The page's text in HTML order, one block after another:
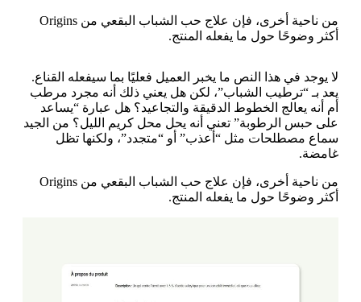
من ناحية أخرى، فإن علاج حب الشباب البقعي من Origins
أكثر وضوحًا حول ما يفعله المنتج.
لا يوجد في هذا النص ما يخبر العميل فعليًا بما سيفعله القناع.
يعد بـ “ترطيب الشباب”، لكن هل يعني ذلك أنه مجرد مرطب
أم أنه يعالج الخطوط الدقيقة والتجاعيد؟ هل عبارة “يساعد
على حبس الرطوبة” تعني أنه يحل محل كريم الليل؟ من الجيد
سماع مصطلحات مثل “أعذب” أو “متجدد”، ولكنها تظل
غامضة.
من ناحية أخرى، فإن علاج حب الشباب البقعي من Origins
أكثر وضوحًا حول ما يفعله المنتج.